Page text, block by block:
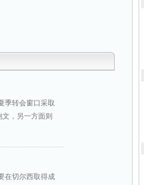
季转会窗口采取
，另一方面则
在切尔西取得成